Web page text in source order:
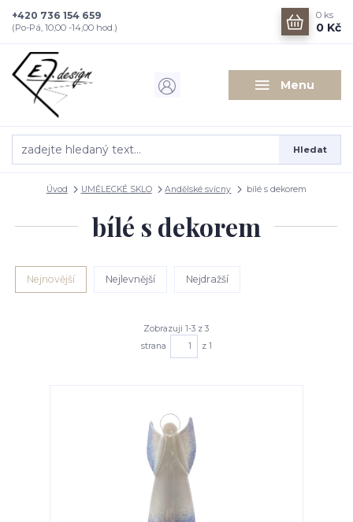
Menu
Hledat
+420 736 154 659
(Po-Pá, 10,00 -14,00 hod.)
0 ks
0 Kč
Úvod UMĚLECKÉ SKLO Andělské svícny bílé s dekorem
bílé s dekorem
Nejnovější Nejlevnější Nejdražší
Zobrazuji 1-3 z 3
strana
z 1